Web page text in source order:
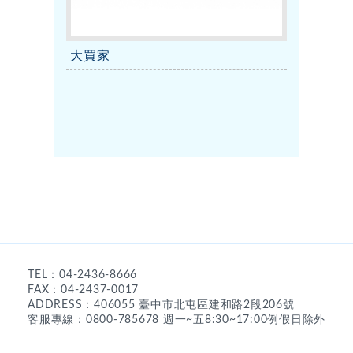
大買家
TEL：04-2436-8666
FAX：04-2437-0017
ADDRESS：406055 臺中市北屯區建和路2段206號
客服專線：0800-785678 週一~五8:30~17:00例假日除外